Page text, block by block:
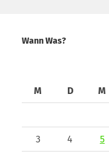
Wann Was?
M
D M
3 4 5